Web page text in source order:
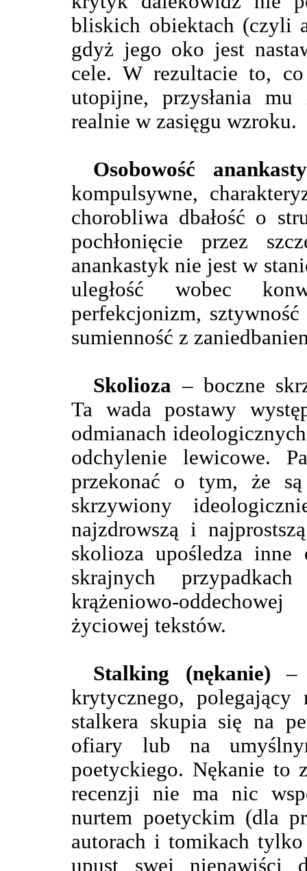
bliskich obiektach (czyli
gdyż jego oko jest
cele. W rezultacie to, co
utopijne, przysłania
realnie w zasięgu wzroku.
Osobowość
kompulsywne,
chorobliwa dbałość o
pochłonięcie przez
anankastyk nie jest w
uległość wobec
perfekcjonizm,
sumienność z
Skolioza – boczne
Ta wada postawy
odmianach
odchylenie lewicowe.
przekonać o tym, że
skrzywiony
najzdrowszą i
skolioza upośledza
skrajnych
krążeniowo-
życiowej tekstów.
Stalking (nękanie) –
krytycznego,
stalkera skupia się na
ofiary lub na
poetyckiego. Nękanie to
recenzji nie ma nic
nurtem poetyckim (dla
autorach i tomikach
upust swej nienawiści